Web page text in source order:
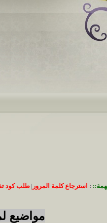
: استرجاع كلمة المرور |طلب كود
مواضيع